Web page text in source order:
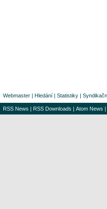
Webmaster | Hledání | Statistiky |
RSS News | RSS Downloads | Atom News |